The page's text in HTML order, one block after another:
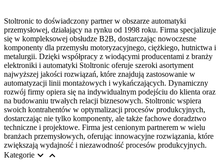
Stoltronic to doświadczony partner w obszarze automatyki
przemysłowej, działający na rynku od 1998 roku. Firma specjalizuje
się w kompleksowej obsłudze B2B, dostarczając nowoczesne
komponenty dla przemysłu motoryzacyjnego, ciężkiego, hutnictwa i
metalurgii. Dzięki współpracy z wiodącymi producentami z branży
elektroniki i automatyki Stoltronic oferuje szeroki asortyment
najwyższej jakości rozwiązań, które znajdują zastosowanie w
automatyzacji linii montażowych i wykańczających. Dynamiczny
rozwój firmy opiera się na indywidualnym podejściu do klienta oraz
na budowaniu trwałych relacji biznesowych. Stoltronic wspiera
swoich kontrahentów w optymalizacji procesów produkcyjnych,
dostarczając nie tylko komponenty, ale także fachowe doradztwo
techniczne i projektowe. Firma jest cenionym partnerem w wielu
branżach przemysłowych, oferując innowacyjne rozwiązania, które
zwiększają wydajność i niezawodność procesów produkcyjnych.
Kategorie  